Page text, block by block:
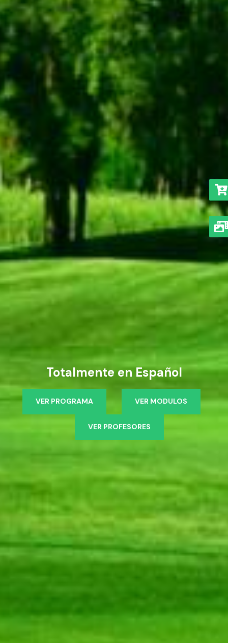
Totalmente en Español
VER PROGRAMA VER MODULOS
VER PROFESORES